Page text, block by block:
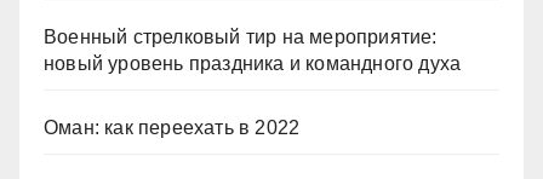
Военный стрелковый тир на мероприятие:
новый уровень праздника и командного духа
Оман: как переехать в 2022